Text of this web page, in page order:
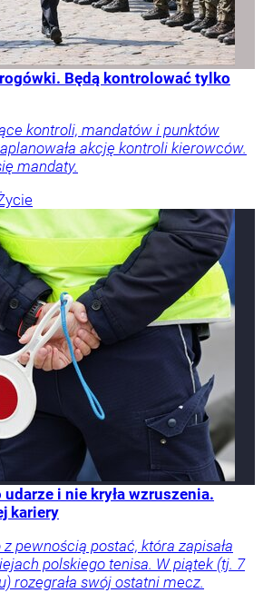
Będą kontrolować tylko
kontroli, mandatów i punktów
akcję kontroli kierowców.
mandaty.
udarze i nie kryła wzruszenia.
kariery
pewnością postać, która zapisała
polskiego tenisa. W piątek (tj. 7
rozegrała swój ostatni mecz.